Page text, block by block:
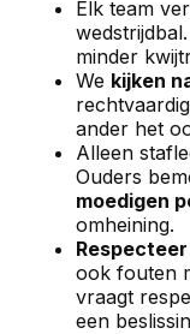
Elk team
minder
We kijken
ander het
Alleen
Ouders
moedigen
omheining.
ook fouten
vraagt
een